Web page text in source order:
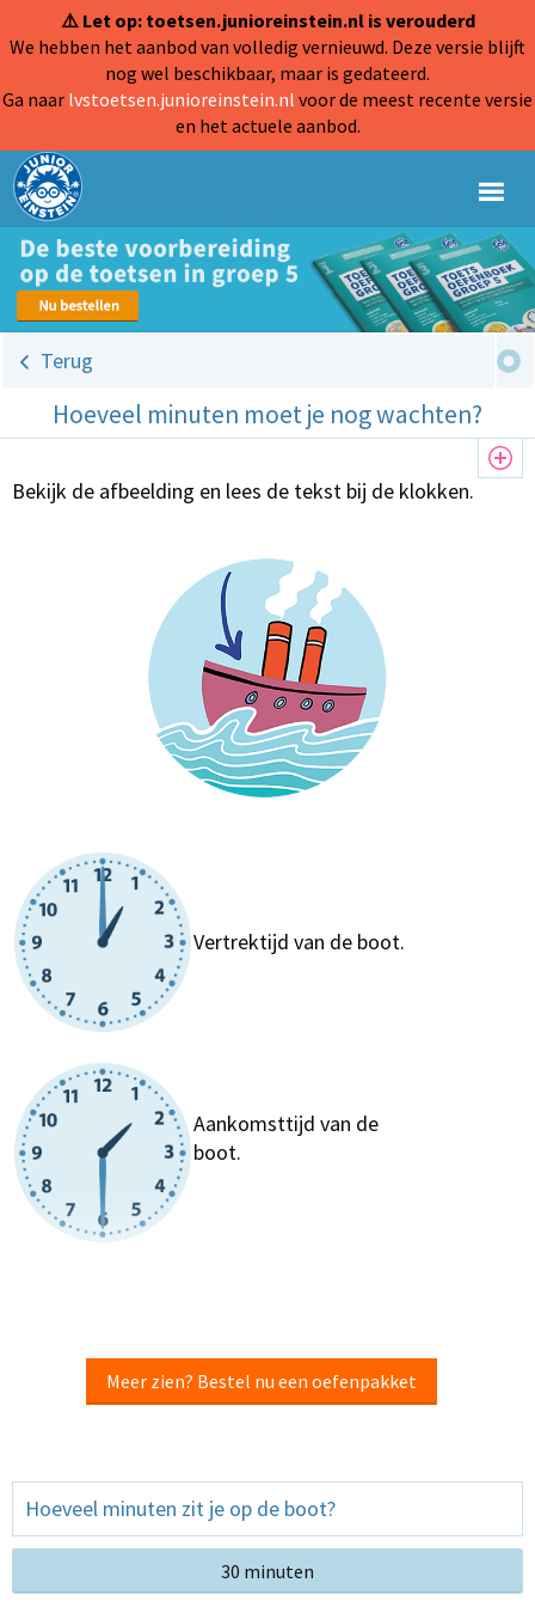
⚠️ Let op: toetsen.junioreinstein.nl is verouderd
We hebben het aanbod van volledig vernieuwd. Deze versie blijft
nog wel beschikbaar, maar is gedateerd.
Ga naar lvstoetsen.junioreinstein.nl voor de meest recente versie
en het actuele aanbod.
Terug
Hoeveel minuten moet je nog wachten?
Bekijk de afbeelding en lees de tekst bij de klokken.
Vertrektijd van de boot.
Aankomsttijd van de
boot.
Meer zien? Bestel nu een oefenpakket
Hoeveel minuten zit je op de boot?
30 minuten